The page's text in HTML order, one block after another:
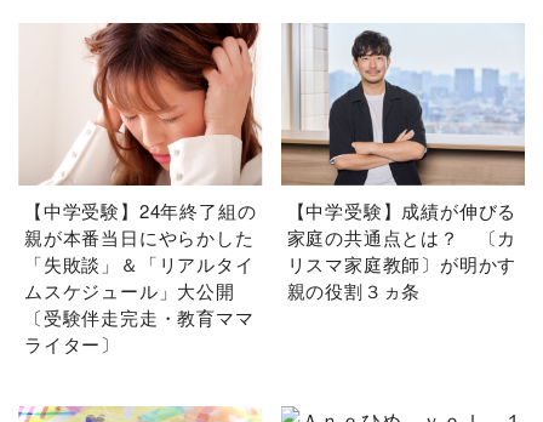
【中学受験】24年終了組の
親が本番当日にやらかした
「失敗談」＆「リアルタイ
ムスケジュール」大公開
〔受験伴走完走・教育ママ
ライター〕
【中学受験】成績が伸びる
家庭の共通点とは？ 〔カ
リスマ家庭教師〕が明かす
親の役割３ヵ条